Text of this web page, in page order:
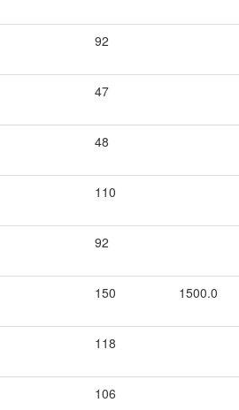
92
47
48
110
92
150 1500.0
118
106